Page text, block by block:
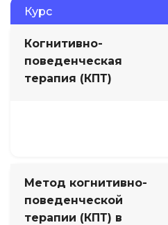
Курс
Когнитивно-
поведенческая
терапия (КПТ)
Метод когнитивно-
поведенческой
терапии (КПТ) в